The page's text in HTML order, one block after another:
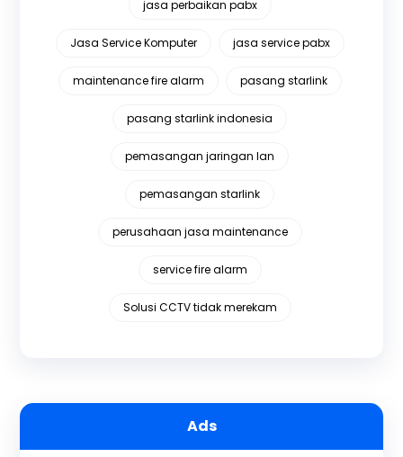
jasa perbaikan pabx
Jasa Service Komputer jasa service pabx
maintenance fire alarm pasang starlink
pasang starlink indonesia
pemasangan jaringan lan
pemasangan starlink
perusahaan jasa maintenance
service fire alarm
Solusi CCTV tidak merekam
Ads